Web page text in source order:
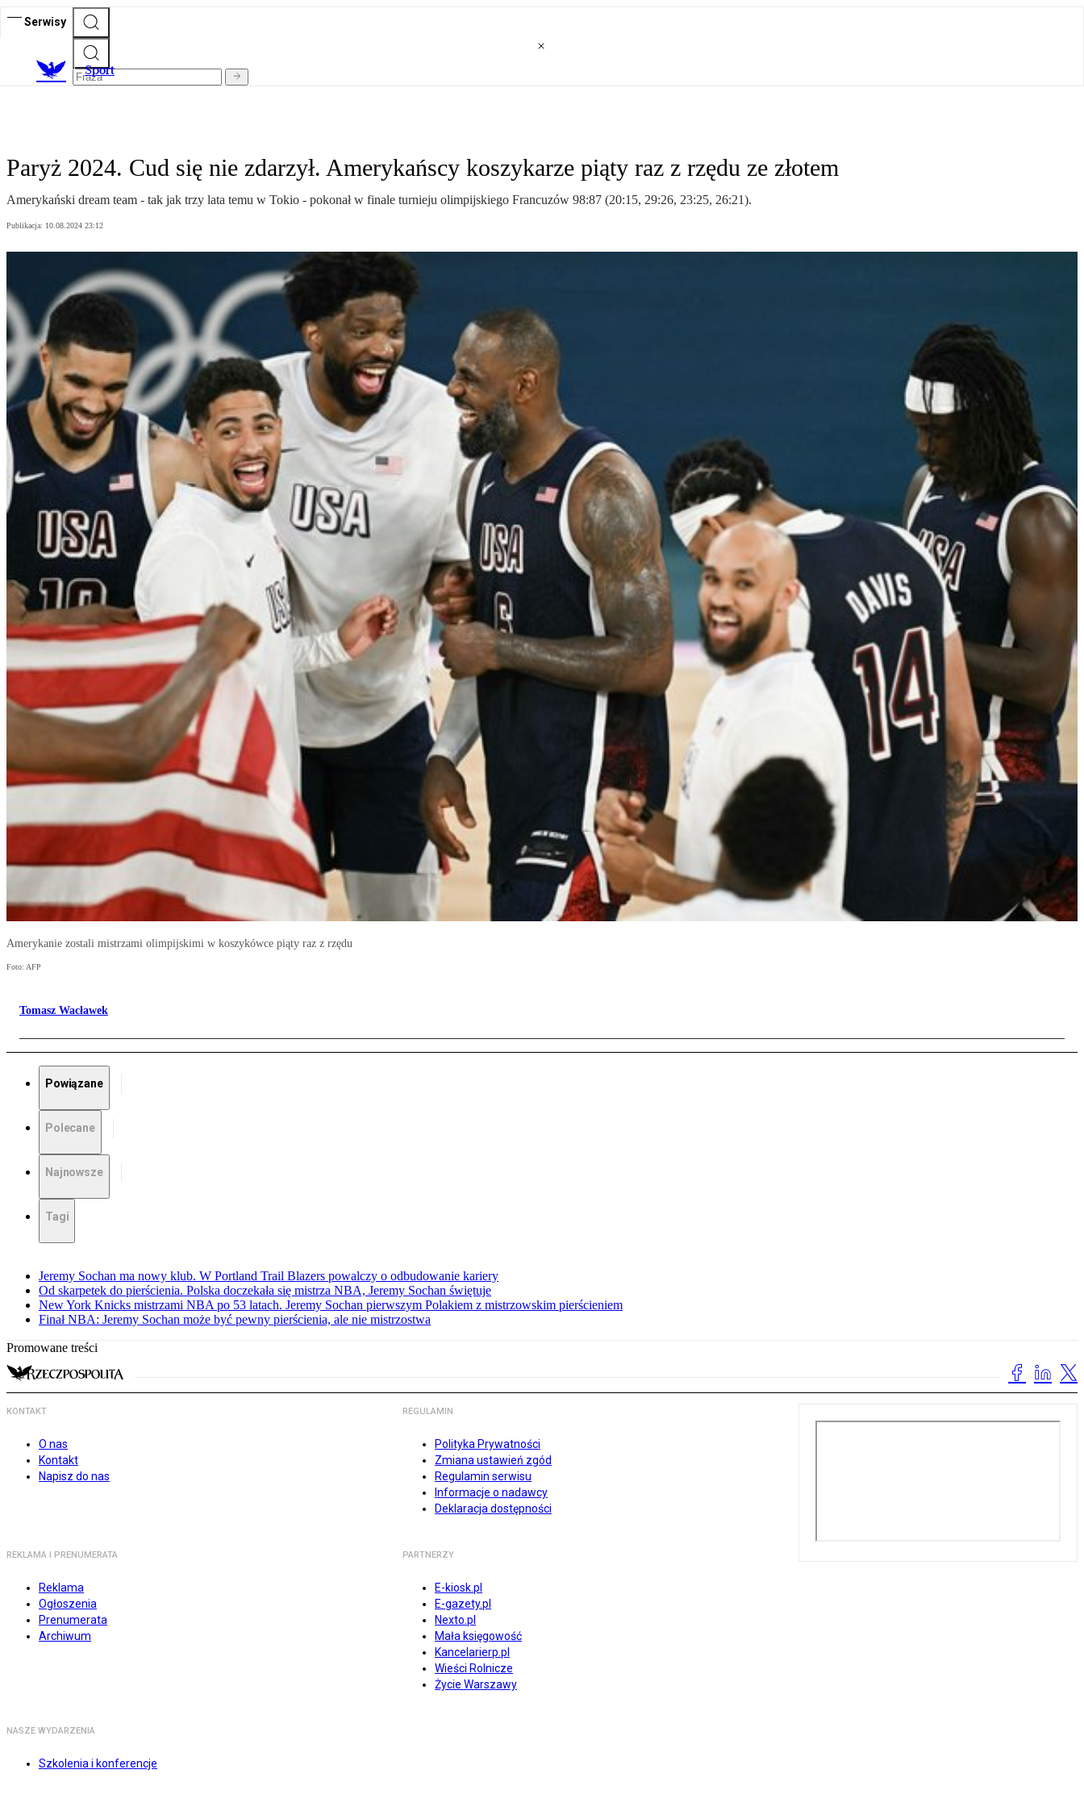
Serwisy
Sport
Paryż 2024. Cud się nie zdarzył. Amerykańscy koszykarze piąty raz z rzędu ze złotem
Amerykański dream team - tak jak trzy lata temu w Tokio - pokonał w finale turnieju olimpijskiego Francuzów 98:87 (20:15, 29:26, 23:25, 26:21).
Publikacja: 10.08.2024 23:12
Amerykanie zostali mistrzami olimpijskimi w koszykówce piąty raz z rzędu
Foto: AFP
Tomasz Wacławek
Powiązane
Polecane
Najnowsze
Tagi
Jeremy Sochan ma nowy klub. W Portland Trail Blazers powalczy o odbudowanie kariery
Od skarpetek do pierścienia. Polska doczekała się mistrza NBA, Jeremy Sochan świętuje
New York Knicks mistrzami NBA po 53 latach. Jeremy Sochan pierwszym Polakiem z mistrzowskim pierścieniem
Finał NBA: Jeremy Sochan może być pewny pierścienia, ale nie mistrzostwa
Promowane treści
KONTAKT
O nas
Kontakt
Napisz do nas
REGULAMIN
Polityka Prywatności
Zmiana ustawień zgód
Regulamin serwisu
Informacje o nadawcy
Deklaracja dostępności
REKLAMA I PRENUMERATA
Reklama
Ogłoszenia
Prenumerata
Archiwum
PARTNERZY
E-kiosk.pl
E-gazety.pl
Nexto.pl
Mała księgowość
Kancelarierp.pl
Wieści Rolnicze
Życie Warszawy
NASZE WYDARZENIA
Szkolenia i konferencje